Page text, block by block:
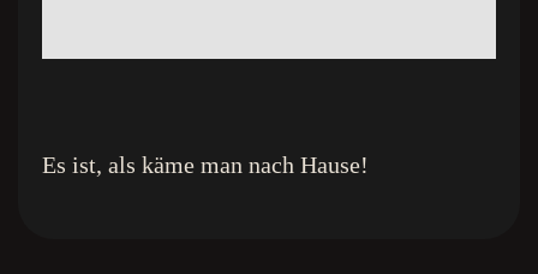
Es ist, als käme man nach Hause!